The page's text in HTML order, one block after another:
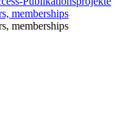
memberships
memberships